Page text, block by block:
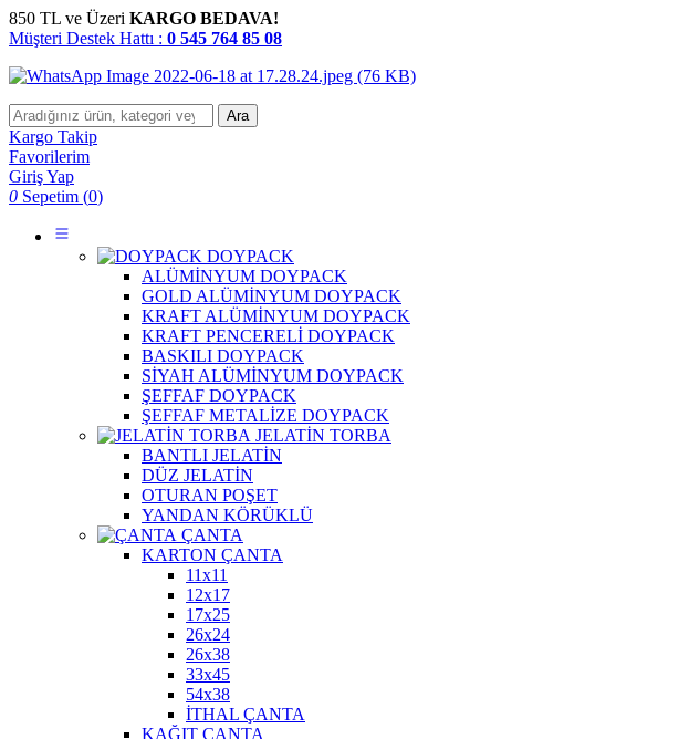
850 TL ve Üzeri KARGO BEDAVA!
Müşteri Destek Hattı : 0 545 764 85 08
Ara
Kargo Takip
Favorilerim
Giriş Yap
0 Sepetim (0)
DOYPACK
ALÜMİNYUM DOYPACK
GOLD ALÜMİNYUM DOYPACK
KRAFT ALÜMİNYUM DOYPACK
KRAFT PENCERELİ DOYPACK
BASKILI DOYPACK
SİYAH ALÜMİNYUM DOYPACK
ŞEFFAF DOYPACK
ŞEFFAF METALİZE DOYPACK
JELATİN TORBA
BANTLI JELATİN
DÜZ JELATİN
OTURAN POŞET
YANDAN KÖRÜKLÜ
ÇANTA
KARTON ÇANTA
11x11
12x17
17x25
26x24
26x38
33x45
54x38
İTHAL ÇANTA
KAĞIT ÇANTA